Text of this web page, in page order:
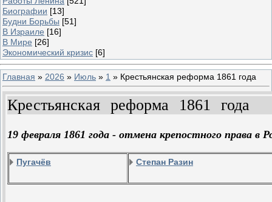
Биографии [13]
Будни Борьбы [51]
В Израиле [16]
В Мире [26]
Экономический кризис [6]
Главная » 2026 » Июль » 1 » Крестьянская реформа 1861 года
Крестьянская реформа 1861 года
19 февраля 1861 года - отмена крепостного права в
Пугачёв Степан Разин